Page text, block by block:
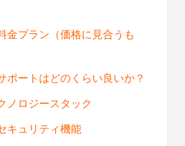
金プラン（価格に見合うも
ポートはどのくらい良いか？
ノロジースタック
キュリティ機能